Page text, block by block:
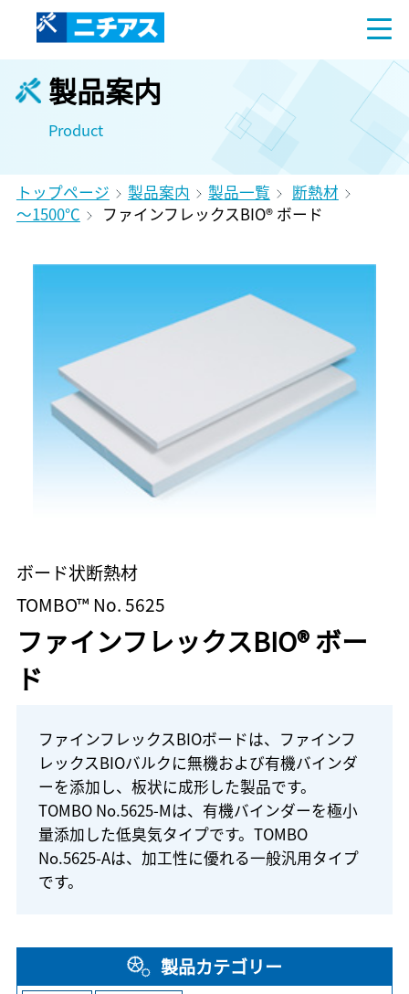
製品案内
Product
トップページ 製品案内 製品一覧
断熱材
～1500℃
ファインフレックスBIO® ボード
ボード状断熱材
TOMBO™ No. 5625
ファインフレックスBIO® ボー
ド
ファインフレックスBIOボードは、ファインフ
レックスBIOバルクに無機および有機バインダ
ーを添加し、板状に成形した製品です。
TOMBO No.5625-Mは、有機バインダーを極小
量添加した低臭気タイプです。TOMBO
No.5625-Aは、加工性に優れる一般汎用タイプ
です。
製品カテゴリー